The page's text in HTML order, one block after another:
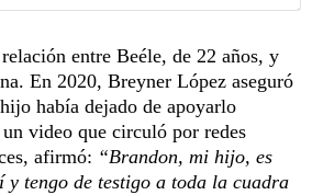
entre Beéle, de 22 años, y
En 2020, Breyner López aseguró
había dejado de apoyarlo
video que circuló por redes
afirmó: “Brandon, mi hijo, es
y tengo de testigo a toda la cuadra